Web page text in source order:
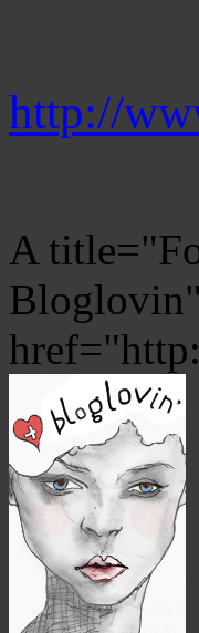
http://
A
Bloglovin"